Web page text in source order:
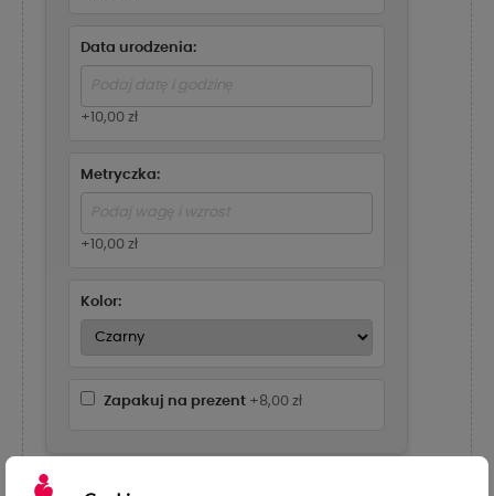
Data urodzenia:
+10,00 zł
Metryczka:
+10,00 zł
Kolor:
Zapakuj na prezent +8,00 zł